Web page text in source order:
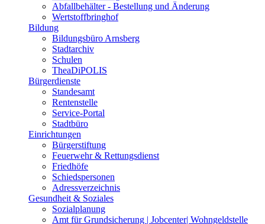
Abfallbehälter - Bestellung und Änderung
Wertstoffbringhof
Bildung
Bildungsbüro Arnsberg
Stadtarchiv
Schulen
TheaDiPOLIS
Bürgerdienste
Standesamt
Rentenstelle
Service-Portal
Stadtbüro
Einrichtungen
Bürgerstiftung
Feuerwehr & Rettungsdienst
Friedhöfe
Schiedspersonen
Adressverzeichnis
Gesundheit & Soziales
Sozialplanung
Amt für Grundsicherung | Jobcenter| Wohngeldstelle